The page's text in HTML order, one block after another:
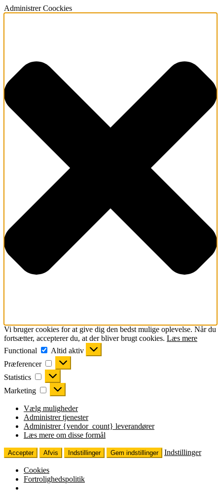
Administrer Coockies
Vi bruger cookies for at give dig den bedst mulige oplevelse. Når du
fortsætter, accepterer du, at der bliver brugt cookies. Læs mere
Functional
Functional
Altid aktiv
Præferencer
Præferencer
Statistics Statistics
Marketing Marketing
Vælg muligheder
Administrer tjenester
Administrer {vendor_count} leverandører
Læs mere om disse formål
Accepter Afvis Indstillinger Gem indstillinger Indstillinger
Cookies
Fortrolighedspolitik